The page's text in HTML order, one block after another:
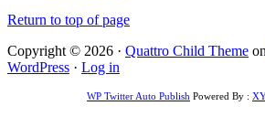
Return to top of page
Copyright © 2026 · Quattro Child Theme on
WordPress · Log in
WP Twitter Auto Publish Powered By :